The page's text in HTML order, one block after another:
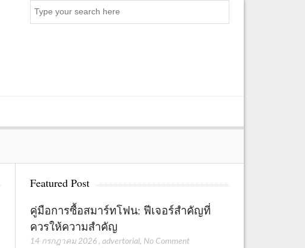
Featured Post
คู่มือการซื้อสมาร์ทโฟน: ฟีเจอร์สำคัญที่
ควรให้ความสำคัญ
14 กรกฎาคม 2026 ,advertorial, No Comment